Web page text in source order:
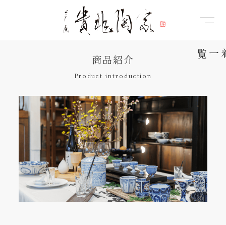
商品紹介
Product introduction